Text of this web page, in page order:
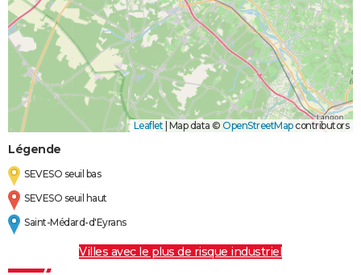
Leaflet | Map data © OpenStreetMapcontributors
Légende
SEVESO seuil bas
SEVESO seuil haut
Saint-Médard-d'Eyrans
Villes avec le plus de risque industriel